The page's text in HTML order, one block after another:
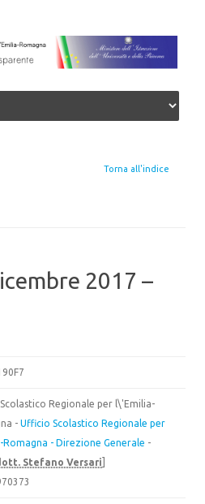
Skip to content
Torna all'indice
2017 –
Regionale per l\'Emilia-
- Ufficio Scolastico Regionale per
Romagna - Direzione Generale -
Stefano Versari